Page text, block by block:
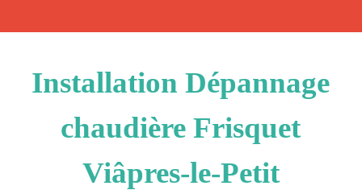
Installation Dépannage
chaudière Frisquet
Viâpres-le-Petit